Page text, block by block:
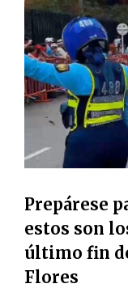
Prepárese
estos son
último fin
Flores